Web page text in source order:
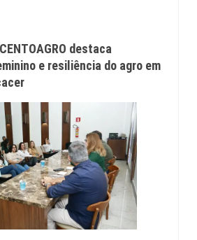
destaca
e resiliência do agro em